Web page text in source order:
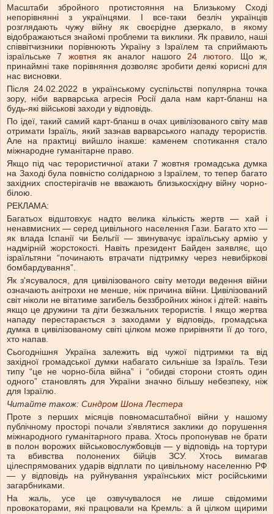
Масштаби збройного протистояння на Близькому Сході
непорівнянні з українцями. І все-таки безліч українців
розглядають чужу війну як своєрідне дзеркало, в якому
відображаються знайомі проблеми та виклики. Як правило, наші
співвітчизники порівнюють Україну з Ізраїлем та сприймають
ізраїльське7 жовтня як аналог нашого24 лютого. Що ж,
принаймні таке порівняння дозволяє зробити деякі корисні для
нас висновки.
Після 24.02.2022 в українському суспільстві популярна точка
зору, ніби варварська агресія Росії дала нам карт-бланш на
будь-які військові заходи у відповідь.
По ідеї, такий самий карт-бланш в очах цивілізованого світу мав
отримати Ізраїль, який зазнав варварського нападу терористів.
Але на практиці вийшло інакше: каменем спотикання стало
міжнародне гуманітарне право.
Якщо під час терористичної атаки 7 жовтня громадська думка
на Заході була повністю солідарною з Ізраїлем, то тепер багато
західних спостерігачів не вважають близькосхідну війну чорно-
білою.
РЕКЛАМА:
Багатьох відштовхує надто велика кількість жертв — хай і
ненавмисних — серед цивільного населення Гази. Багато хто —
як влада Іспанії чи Бельгії — звинувачує ізраїльську армію у
надмірній жорстокості. Навіть президент Байден заявляє, що
ізраїльтяни “починають втрачати підтримку через невибіркові
бомбардування”.
Як з'ясувалося, для цивілізованого світу методи ведення війни
означають анітрохи не менше, ніж причина війни. Цивілізований
світ ніколи не вітатиме загибель беззбройних жінок і дітей: навіть
якщо це дружини та діти безжальних терористів. І якщо жертва
нападу перестарається з заходами у відповідь, громадська
думка в цивілізованому світі цілком може прирівняти її до того,
хто напав.
Сьогоднішня Україна залежить від чужої підтримки та від
західної громадської думки набагато сильніше за Ізраїль. Тези
типу “це не чорно-біла війна” і “обидві сторони стоять один
одного” становлять для України значно більшу небезпеку, ніж
для Ізраїлю.
Читайте також: Синдром Шона Лестера
Проте з перших місяців повномасштабної війни у нашому
публічному просторі почали з'являтися заклики до порушення
міжнародного гуманітарного права. Хтось пропонував не брати
в полон ворожих військовослужбовців — у відповідь на тортури
та вбивства полонених бійців ЗСУ. Хтось вимагав
цілеспрямованих ударів відплати по цивільному населенню РФ
— у відповідь на руйнування українських міст російськими
загарбниками.
На жаль, усе це озвучувалося не лише свідомими
провокаторами, які працювали на Кремль: а й цілком щирими